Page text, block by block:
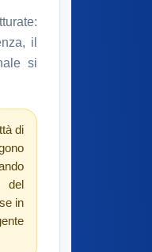
il
si
di
del
in